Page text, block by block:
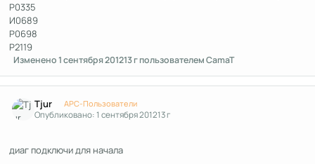
P0335
И0689
P0698
P2119
Изменено1 сентября 201213 гпользователем CamaT
Tjur APC-Пользователи
Опубликовано:1 сентября 201213 г
диаг подключи для начала